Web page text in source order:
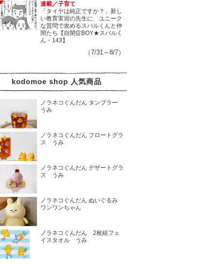
連載／子育て
「タイヤは純正ですか？」新し
い教育実習の先生に、ユニーク
な質問で攻めるスバルくんと仲
間たち【自閉症BOY★スバルく
ん・143】
（7/31～8/7）
kodomoe shop 人気商品
ノラネコぐんだん タンブラー
うみ
ノラネコぐんだん フロートグラ
ス うみ
ノラネコぐんだん デザートグラ
ス うみ
ノラネコぐんだん ぬいぐるみ
ワンワンちゃん
ノラネコぐんだん 2枚組フェ
イスタオル うみ